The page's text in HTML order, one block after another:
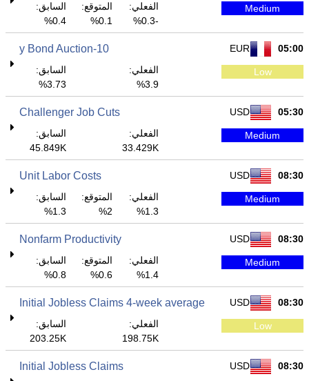
Medium
الفعلي:
-0.3%
المتوقع:
0.1%
السابق:
0.4%
05:00
EUR
10-y Bond Auction
Low
الفعلي:
3.9%
السابق:
3.73%
05:30
USD
Challenger Job Cuts
Medium
الفعلي:
33.429K
السابق:
45.849K
08:30
USD
Unit Labor Costs
Medium
الفعلي:
1.3%
المتوقع:
2%
السابق:
1.3%
08:30
USD
Nonfarm Productivity
Medium
الفعلي:
1.4%
المتوقع:
0.6%
السابق:
0.8%
08:30
USD
Initial Jobless Claims 4-week average
Low
الفعلي:
198.75K
السابق:
203.25K
08:30
USD
Initial Jobless Claims